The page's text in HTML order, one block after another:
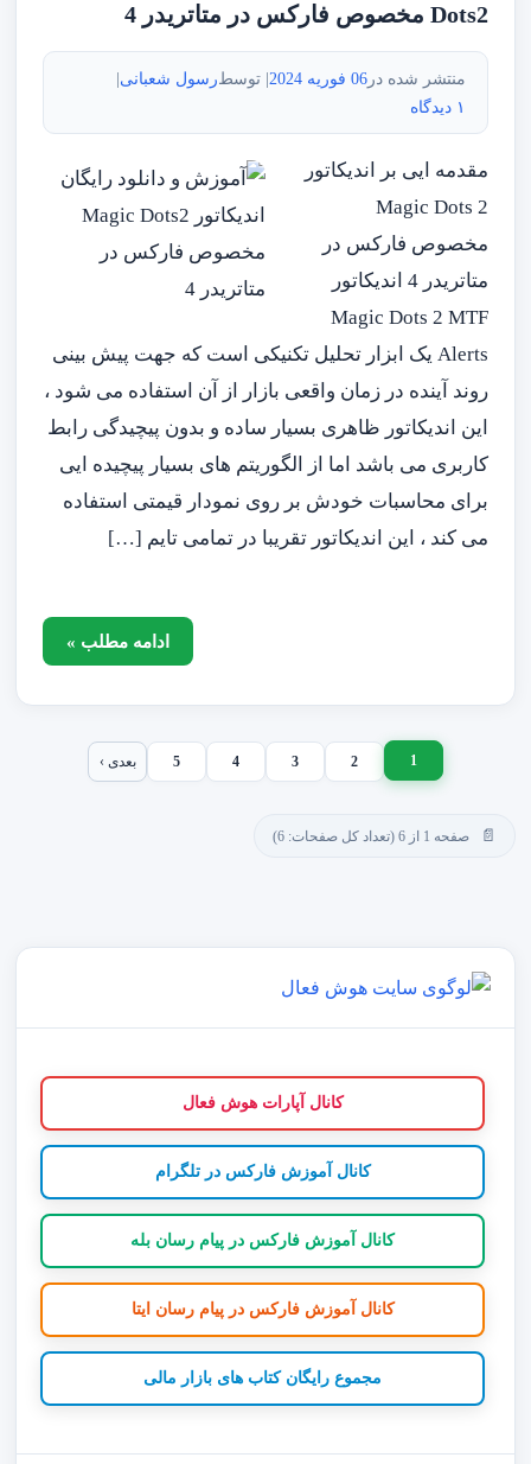
Dots2 مخصوص فارکس در متاتریدر 4
منتشر شده در06 فوریه 2024 | توسطرسول شعبانی|
۱ دیدگاه
مقدمه ایی بر اندیکاتور
Magic Dots 2
مخصوص فارکس در
متاتریدر 4 اندیکاتور
Magic Dots 2 MTF
Alerts یک ابزار تحلیل تکنیکی است که جهت پیش بینی
روند آینده در زمان واقعی بازار از آن استفاده می شود ،
این اندیکاتور ظاهری بسیار ساده و بدون پیچیدگی رابط
کاربری می باشد اما از الگوریتم های بسیار پیچیده ایی
برای محاسبات خودش بر روی نمودار قیمتی استفاده
می کند ، این اندیکاتور تقریبا در تمامی تایم […]
ادامه مطلب »
1
2
3
4
5 بعدی ›
صفحه 1 از 6 (تعداد کل صفحات: 6)
کانال آپارات هوش فعال
کانال آموزش فارکس در تلگرام
کانال آموزش فارکس در پیام رسان بله
کانال آموزش فارکس در پیام رسان ایتا
مجموع رایگان کتاب های بازار مالی